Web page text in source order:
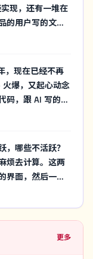
现，还有一堆在
的用户写的文章
户了解，这不
导流到你自己的
，现在已经不再
爆，又起心动念
码，跟 AI 写的代
把关注点挪到
，哪些不活跃？
烦去计算。这两
界面，然后一下
，跟真实OC的
更多